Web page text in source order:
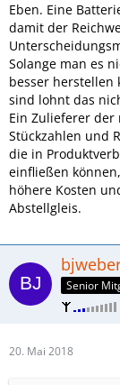
Eben. Eine
damit der
Solange man es
besser herstellen
sind lohnt das
Ein Zulieferer der
Stückzahlen und
die in
einfließen
höhere Kosten
Abstellgleis.
Senior
20. Mai 2018